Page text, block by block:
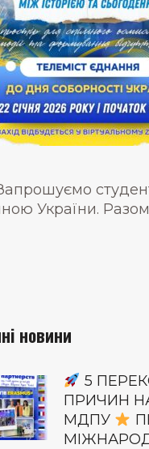
України.
новини
5
ПРИЧИН
МДПУ